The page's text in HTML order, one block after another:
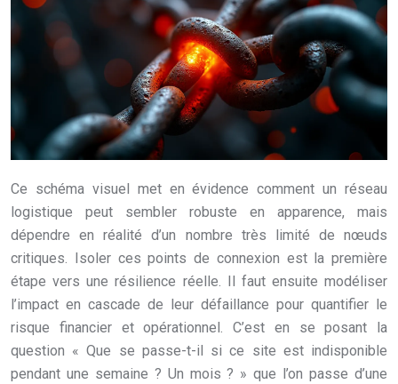
Ce schéma visuel met en évidence comment un réseau
logistique peut sembler robuste en apparence, mais
dépendre en réalité d’un nombre très limité de nœuds
critiques. Isoler ces points de connexion est la première
étape vers une résilience réelle. Il faut ensuite modéliser
l’impact en cascade de leur défaillance pour quantifier le
risque financier et opérationnel. C’est en se posant la
question « Que se passe-t-il si ce site est indisponible
pendant une semaine ? Un mois ? » que l’on passe d’une